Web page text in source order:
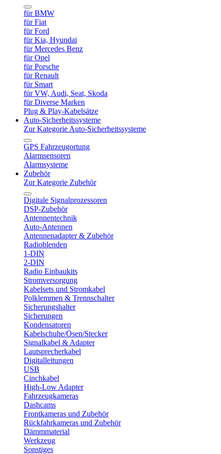
für BMW
für Fiat
für Ford
für Kia, Hyundai
für Mercedes Benz
für Opel
für Porsche
für Renault
für Smart
für VW, Audi, Seat, Skoda
für Diverse Marken
Plug & Play-Kabelsätze
Auto-Sicherheitssysteme
Zur Kategorie Auto-Sicherheitssysteme
GPS Fahrzeugortung
Alarmsensoren
Alarmsysteme
Zubehör
Zur Kategorie Zubehör
Digitale Signalprozessoren
DSP-Zubehör
Antennentechnik
Auto-Antennen
Antennenadapter & Zubehör
Radioblenden
1-DIN
2-DIN
Radio Einbaukits
Stromversorgung
Kabelsets und Stromkabel
Polklemmen & Trennschalter
Sicherungshalter
Sicherungen
Kondensatoren
Kabelschuhe/Ösen/Stecker
Signalkabel & Adapter
Lautsprecherkabel
Digitalleitungen
USB
Cinchkabel
High-Low Adapter
Fahrzeugkameras
Dashcams
Frontkameras und Zubehör
Rückfahrkameras und Zubehör
Dämmmaterial
Werkzeug
Sonstiges